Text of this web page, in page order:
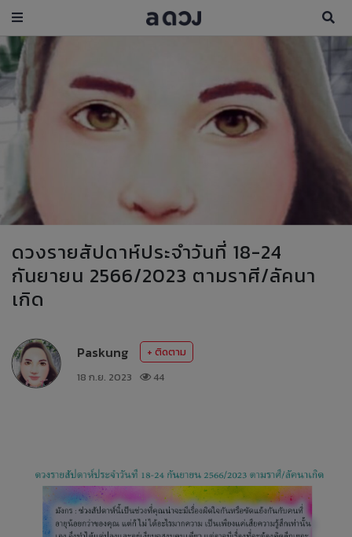
ดวงรายสัปดาห์ประจำวันที่ 18-24
กันยายน 2566/2023 ตามราศี/ลัคนา
เกิด
Paskung
+ ติดตาม
18 ก.ย. 2023
44